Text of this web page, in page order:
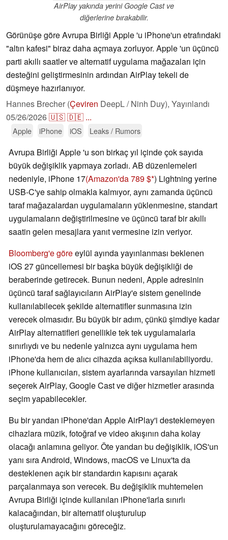
AirPlay yakında yerini Google Cast ve
diğerlerine bırakabilir.
Görünüşe göre Avrupa Birliği Apple 'u iPhone'un etrafındaki
"altın kafesi" biraz daha açmaya zorluyor. Apple 'un üçüncü
parti akıllı saatler ve alternatif uygulama mağazaları için
desteğini geliştirmesinin ardından AirPlay tekeli de
düşmeye hazırlanıyor.
Hannes Brecher (Çeviren DeepL / Ninh Duy), Yayınlandı
05/26/2026🇺🇸🇩🇪 ...
Apple iPhone iOS Leaks / Rumors
Avrupa Birliği Apple 'u son birkaç yıl içinde çok sayıda
büyük değişiklik yapmaya zorladı. AB düzenlemeleri
nedeniyle, iPhone 17(Amazon'da 789 $ ) Lightning yerine
USB-C'ye sahip olmakla kalmıyor, aynı zamanda üçüncü
taraf mağazalardan uygulamaların yüklenmesine, standart
uygulamaların değiştirilmesine ve üçüncü taraf bir akıllı
saatin gelen mesajlara yanıt vermesine izin veriyor.
Bloomberg'e göreeylül ayında yayınlanması beklenen
iOS 27 güncellemesi bir başka büyük değişikliği de
beraberinde getirecek. Bunun nedeni, Apple adresinin
üçüncü taraf sağlayıcıların AirPlay'e sistem genelinde
kullanılabilecek şekilde alternatifler sunmasına izin
verecek olmasıdır. Bu büyük bir adım, çünkü şimdiye kadar
AirPlay alternatifleri genellikle tek tek uygulamalarla
sınırlıydı ve bu nedenle yalnızca aynı uygulama hem
iPhone'da hem de alıcı cihazda açıksa kullanılabiliyordu.
iPhone kullanıcıları, sistem ayarlarında varsayılan hizmeti
seçerek AirPlay, Google Cast ve diğer hizmetler arasında
seçim yapabilecekler.
Bu bir yandan iPhone'dan Apple AirPlay'i desteklemeyen
cihazlara müzik, fotoğraf ve video akışının daha kolay
olacağı anlamına geliyor. Öte yandan bu değişiklik, iOS'un
yanı sıra Android, Windows, macOS ve Linux'ta da
desteklenen açık bir standardın kapısını açarak
parçalanmaya son verecek. Bu değişiklik muhtemelen
Avrupa Birliği içinde kullanılan iPhone'larla sınırlı
kalacağından, bir alternatif oluşturulup
oluşturulamayacağını göreceğiz.